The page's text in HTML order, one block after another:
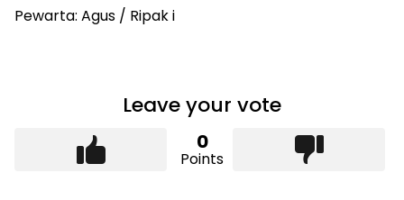
Pewarta: Agus / Ripak i
Leave your vote
0
Points